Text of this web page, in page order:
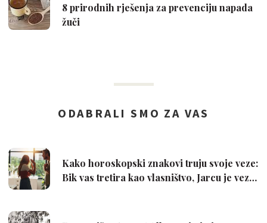
8 prirodnih rješenja za prevenciju napada
žuči